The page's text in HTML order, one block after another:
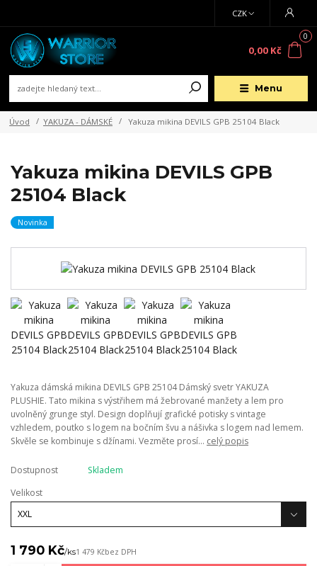
Menu
CZK
0
0,00 Kč
Úvod YAKUZA - DÁMSKÉ Yakuza mikina DEVILS GPB 25104 Black
Yakuza mikina DEVILS GPB
25104 Black
Novinka
Yakuza dámská mikina DEVILS GPB 25104 Dámský svetr YAKUZA
PLUSHIE. Tato mikina s výstřihem má žebrované manžety a lem pro
uvolněný grunge styl. Design doplňují grafické potisky s vintage
vzhledem, poutko s logem na bočním švu a nášivka s logem nad lemem.
Skvěle se kombinuje s džínami. Vezměte prosí... celý popis
Dostupnost
Skladem
Velikost
1 790 Kč/ks1 479 Kčbez DPH